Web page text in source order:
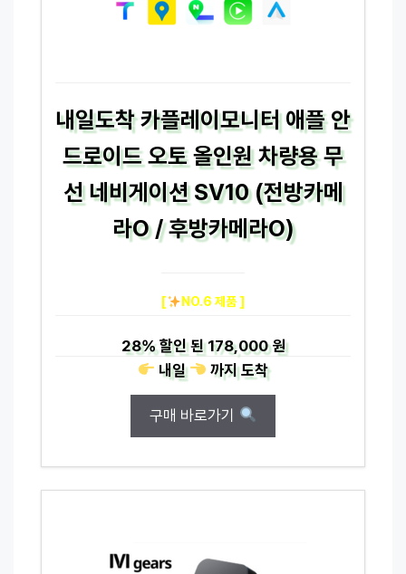
내일도착 카플레이모니터 애플 안
드로이드 오토 올인원 차량용 무
선 네비게이션 SV10 (전방카메
라O / 후방카메라O)
[ NO.6 제품 ]
28%할인 된178,000 원
내일
까지도착
구매 바로가기